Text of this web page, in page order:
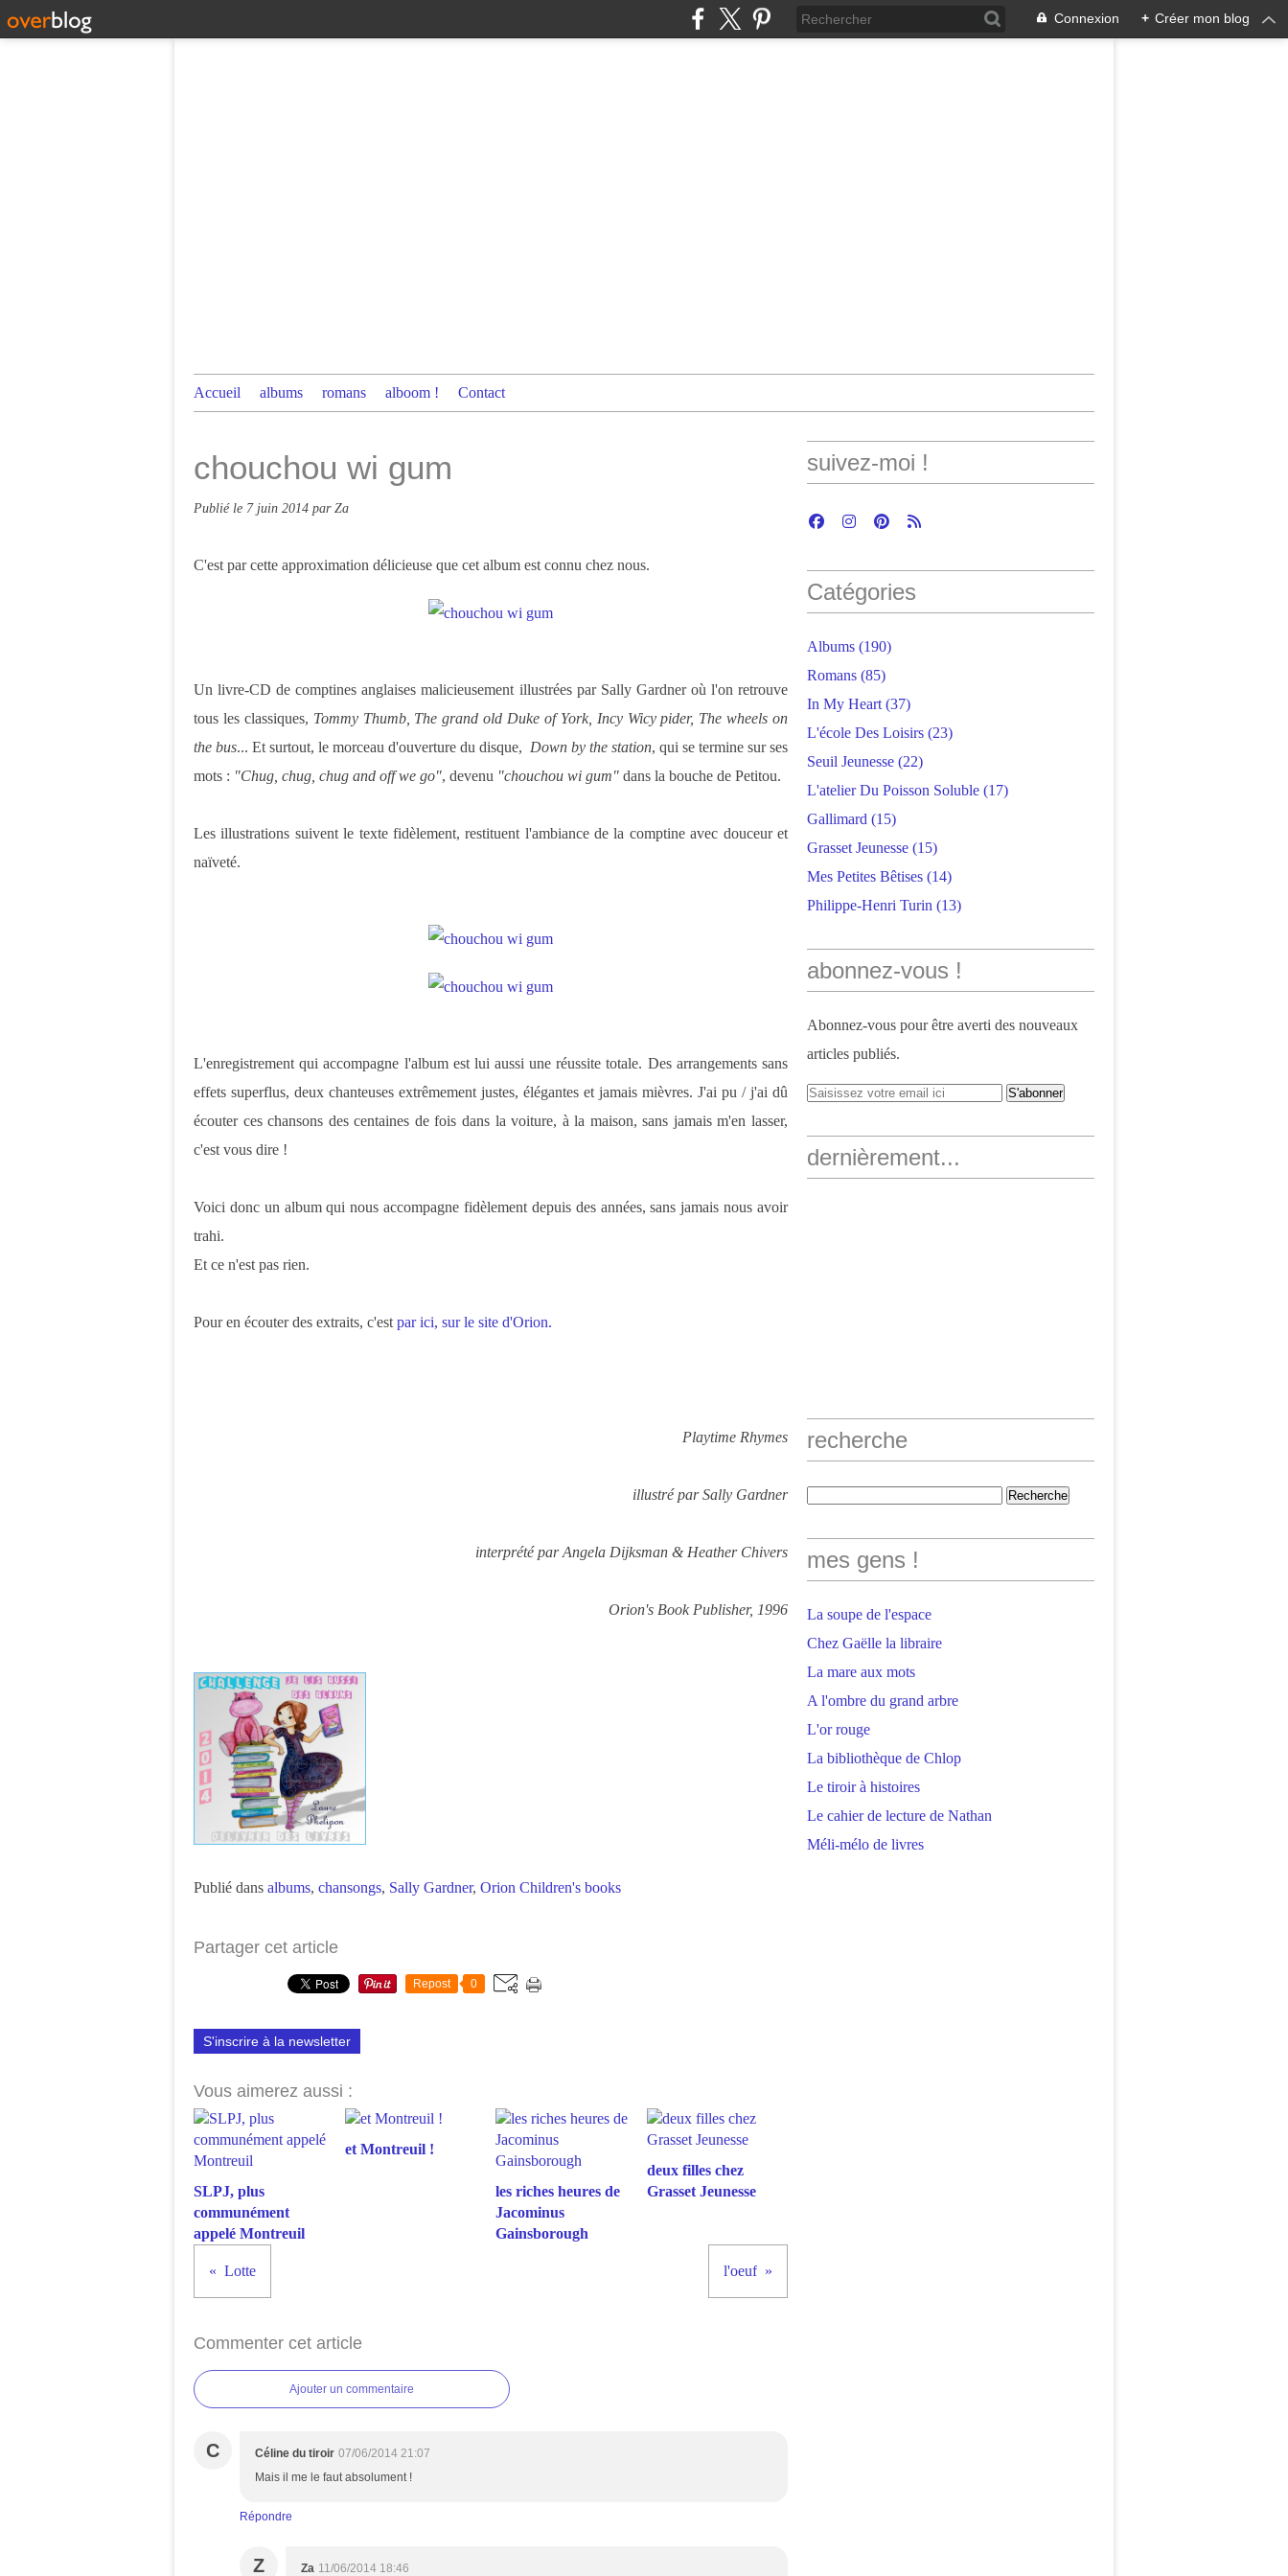
Connexion + Créer mon blog
Accueil albums romans alboom ! Contact
chouchou wi gum
Publié le 7 juin 2014 par Za
C'est par cette approximation délicieuse que cet album est connu chez nous.
Un livre-CD de comptines anglaises malicieusement illustrées par Sally Gardner où l'on retrouve
tous les classiques, Tommy Thumb, The grand old Duke of York, Incy Wicy pider, The wheels on
the bus... Et surtout, le morceau d'ouverture du disque, Down by the station, qui se termine sur ses
mots : "Chug, chug, chug and off we go", devenu "chouchou wi gum" dans la bouche de Petitou.
Les illustrations suivent le texte fidèlement, restituent l'ambiance de la comptine avec douceur et
naïveté.
L'enregistrement qui accompagne l'album est lui aussi une réussite totale. Des arrangements sans
effets superflus, deux chanteuses extrêmement justes, élégantes et jamais mièvres. J'ai pu / j'ai dû
écouter ces chansons des centaines de fois dans la voiture, à la maison, sans jamais m'en lasser,
c'est vous dire !
Voici donc un album qui nous accompagne fidèlement depuis des années, sans jamais nous avoir
trahi.
Et ce n'est pas rien.
Pour en écouter des extraits, c'est par ici, sur le site d'Orion.
Playtime Rhymes
illustré par Sally Gardner
interprété par Angela Dijksman & Heather Chivers
Orion's Book Publisher, 1996
Publié dans albums, chansongs, Sally Gardner, Orion Children's books
Partager cet article
Repost 0
S'inscrire à la newsletter
Vous aimerez aussi :
SLPJ, plus
communément
appelé Montreuil
et Montreuil !
les riches heures de
Jacominus
Gainsborough
deux filles chez
Grasset Jeunesse
Lotte l'oeuf
Commenter cet article
Ajouter un commentaire
C Céline du tiroir 07/06/2014 21:07
Mais il me le faut absolument !
Répondre
Z Za 11/06/2014 18:46
suivez-moi !
Catégories
Albums (190)
Romans (85)
In My Heart (37)
L'école Des Loisirs (23)
Seuil Jeunesse (22)
L'atelier Du Poisson Soluble (17)
Gallimard (15)
Grasset Jeunesse (15)
Mes Petites Bêtises (14)
Philippe-Henri Turin (13)
abonnez-vous !
Abonnez-vous pour être averti des nouveaux
articles publiés.
dernièrement...
recherche
mes gens !
La soupe de l'espace
Chez Gaëlle la libraire
La mare aux mots
A l'ombre du grand arbre
L'or rouge
La bibliothèque de Chlop
Le tiroir à histoires
Le cahier de lecture de Nathan
Méli-mélo de livres